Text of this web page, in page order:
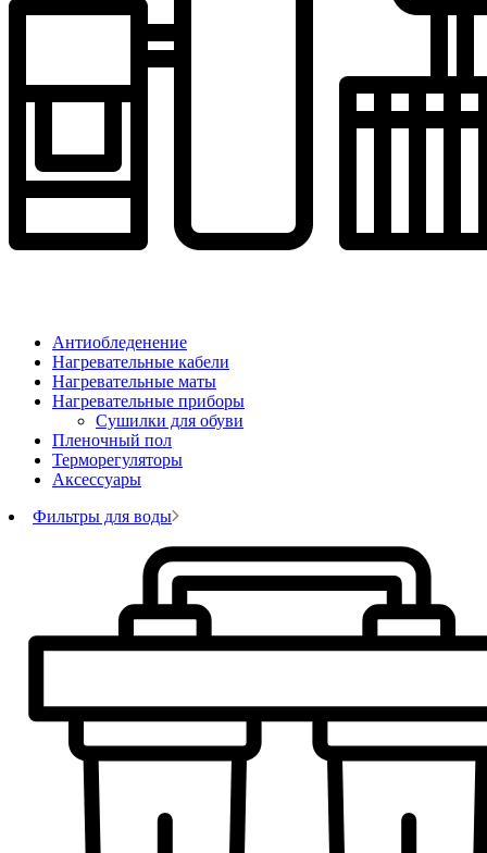
Антиобледенение
Нагревательные кабели
Нагревательные маты
Нагревательные приборы
Сушилки для обуви
Пленочный пол
Терморегуляторы
Аксессуары
Фильтры для воды